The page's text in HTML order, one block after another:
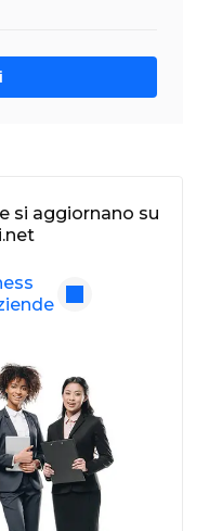
si aggiornano su